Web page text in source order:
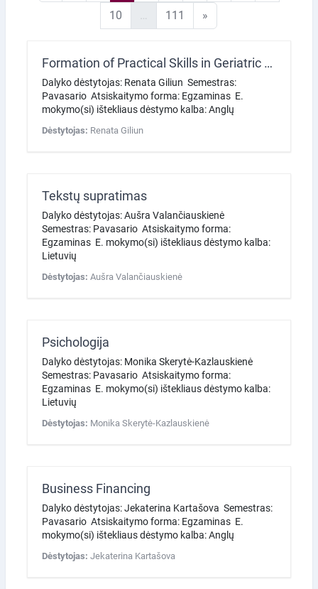
10 10 puslapis
111 111 puslapis
»
Formation of Practical Skills in Geriatric Nursing and the Nursing of Disabled People
Dalyko dėstytojas: Renata Giliun Semestras:
Pavasario Atsiskaitymo forma: Egzaminas E.
mokymo(si) ištekliaus dėstymo kalba: Anglų
Dėstytojas: Renata Giliun
Tekstų supratimas
Dalyko dėstytojas: Aušra Valančiauskienė
Semestras: Pavasario Atsiskaitymo forma:
Egzaminas E. mokymo(si) ištekliaus dėstymo kalba:
Lietuvių
Dėstytojas: Aušra Valančiauskienė
Psichologija
Dalyko dėstytojas: Monika Skerytė-Kazlauskienė
Semestras: Pavasario Atsiskaitymo forma:
Egzaminas E. mokymo(si) ištekliaus dėstymo kalba:
Lietuvių
Dėstytojas: Monika Skerytė-Kazlauskienė
Business Financing
Dalyko dėstytojas: Jekaterina Kartašova Semestras:
Pavasario Atsiskaitymo forma: Egzaminas E.
mokymo(si) ištekliaus dėstymo kalba: Anglų
Dėstytojas: Jekaterina Kartašova